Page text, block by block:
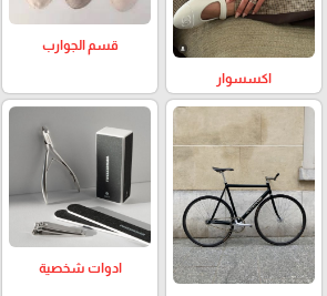
اكسسوار
قسم الجوارب
ادوات شخصية